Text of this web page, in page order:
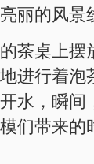
丽的风景
茶桌上
进行着
水，瞬
们带来